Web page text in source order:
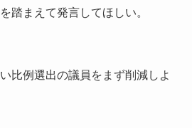
踏まえて発言してほしい。
比例選出の議員をまず削減しよ